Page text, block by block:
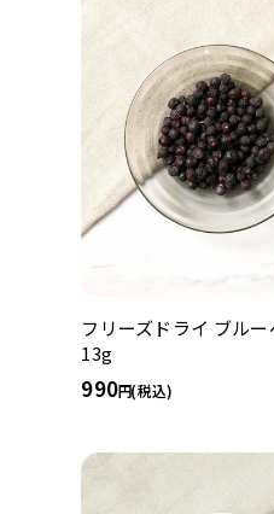
フリーズドライ ブル
13g
990 (税込)